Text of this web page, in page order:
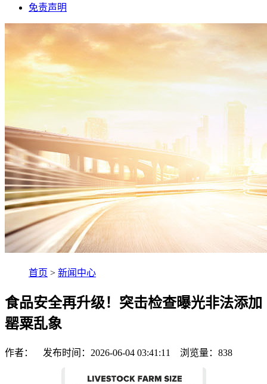
免责声明
首页 > 新闻中心
食品安全再升级！突击检查曝光非法添加
罂粟乱象
作者： 发布时间：2026-06-04 03:41:11 浏览量： 838